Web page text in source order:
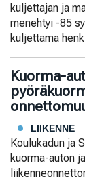
kuljettajan ja
menehtyi -85
kuljettama
Kuorma-
LIIKENNE
Koulukadun ja
kuorma-auton